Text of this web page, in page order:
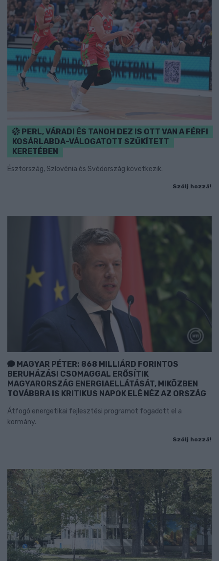
PERL, VÁRADI ÉS TANOH DEZ IS OTT VAN A FÉRFI
KOSÁRLABDA-VÁLOGATOTT SZŰKÍTETT
KERETÉBEN
Észtország, Szlovénia és Svédország következik.
Szólj hozzá!
MAGYAR PÉTER: 868 MILLIÁRD FORINTOS
BERUHÁZÁSI CSOMAGGAL ERŐSÍTIK
MAGYARORSZÁG ENERGIAELLÁTÁSÁT, MIKÖZBEN
TOVÁBBRA IS KRITIKUS NAPOK ELÉ NÉZ AZ ORSZÁG
Átfogó energetikai fejlesztési programot fogadott el a
kormány.
Szólj hozzá!